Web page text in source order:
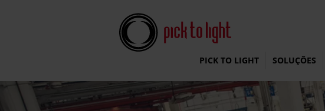
Pick To Light Systems
PICK TO LIGHT SOLUÇÕES